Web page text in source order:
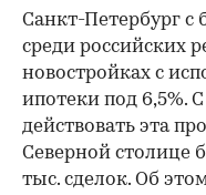
Санкт-Петербург
среди российских
новостройках с
ипотеки под 6,5%.
действовать эта
Северной столице
тыс. сделок. Об